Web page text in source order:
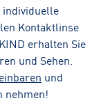
individuelle
Kontaktlinse
erhalten Sie
und Sehen.
und
nehmen!